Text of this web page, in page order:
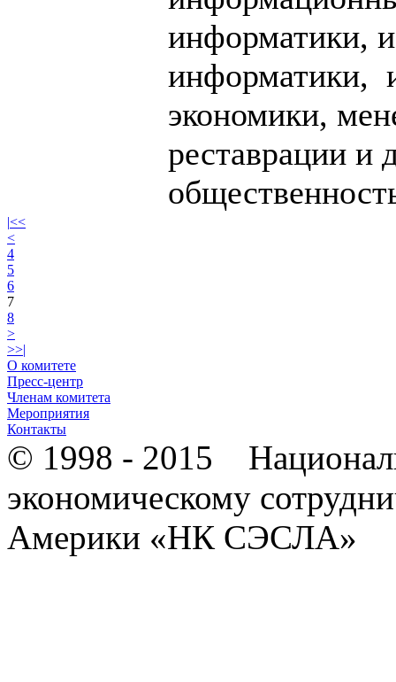
информатики,
информатики,
экономики,
реставрации и
|<<
<
4
5
6
7
8
>
>>|
О комитете
Пресс-центр
Членам комитета
Мероприятия
Контакты
© 1998 - 2015
экономическому
Америки «НК СЭСЛА»